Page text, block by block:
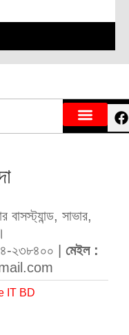
সাভার,
২৩৮৪০০ | মেইল :
IT BD